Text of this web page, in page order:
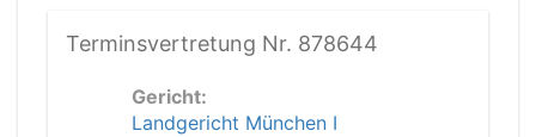
Terminsvertretung Nr. 878644
Gericht:
Landgericht München I